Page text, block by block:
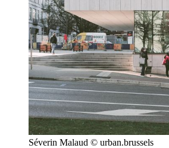
Séverin Malaud © urban.brussels